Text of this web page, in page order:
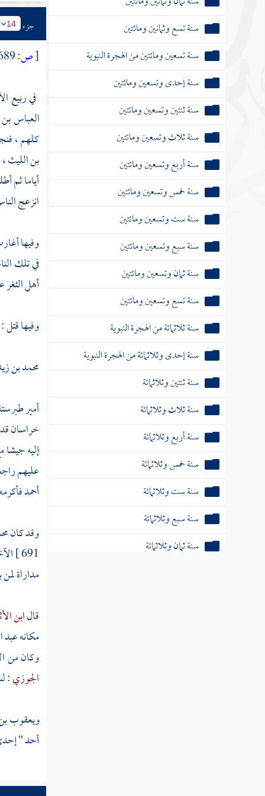
سنة تسع وثمانين ومائتين
سنة تسعين ومائتين من الهجرة النبوية
سنة إحدى وتسعين ومائتين
سنة ثنتين وتسعين ومائتين
سنة ثلاث وتسعين ومائتين
سنة أربع وتسعين ومائتين
سنة خمس وتسعين ومائتين
سنة ست وتسعين ومائتين
سنة سبع وتسعين ومائتين
سنة ثمان وتسعين ومائتين
سنة تسع وتسعين ومائتين
سنة ثلاثمائة من الهجرة النبوية
سنة إحدى وثلاثمائة من الهجرة النبوية
سنة ثنتين وثلاثمائة
سنة ثلاث وثلاثمائة
سنة أربع وثلاثمائة
سنة خمس وثلاثمائة
سنة ست وثلاثمائة
سنة سبع وثلاثمائة
سنة ثمان وثلاثمائة
جزء 14
[ص:
في ربيع
العباس
كلهم ،
بن الليث ،
أياما ثم
انزعج
وفيها
في تلك
أهل الثغر
وفيها قتل :
محمد بن
أمير
خراسان
إليه
عليهم
أحمد
وقد كان
691 ]
مداراة
قالابن
مكانهعبد
وكان من
الجوزي:
ويعقوب
أحد"